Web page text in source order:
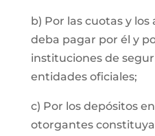
b) Por las cuotas y
deba pagar por él y
instituciones de
entidades oficiales;
c) Por los depósitos
otorgantes